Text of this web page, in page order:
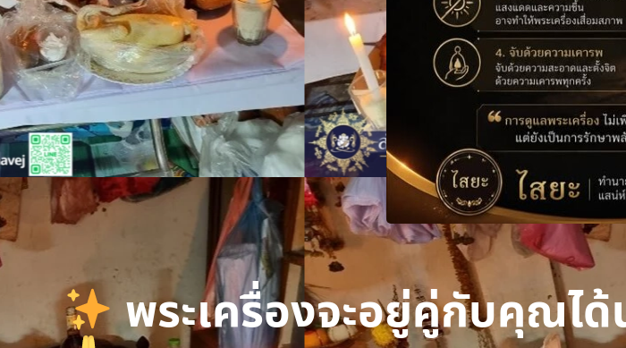
พระเครื่องจะอยู่คู่กับคุณไ